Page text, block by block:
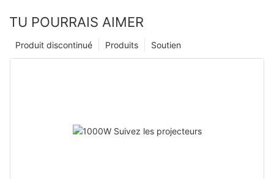
TU POURRAIS AIMER
Soutien
Produits
Produit discontinué